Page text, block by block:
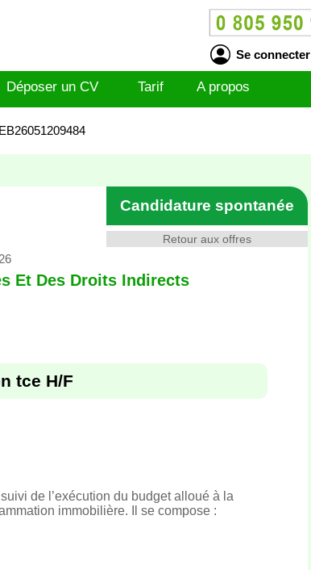
Se connecter
Déposer un CV Tarif A propos
Retour aux offres
Candidature spontanée
Et Des Droits Indirects
tce H/F
de l’exécution du budget alloué à la
immobilière. Il se compose :